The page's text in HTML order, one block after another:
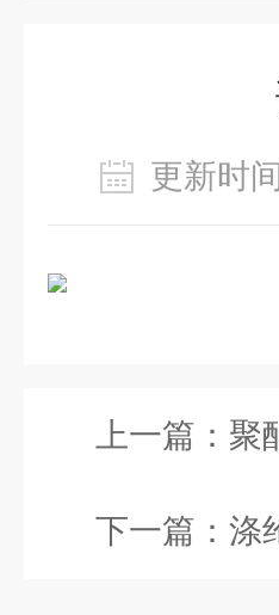
更新时
上一篇： 聚
下一篇： 涤